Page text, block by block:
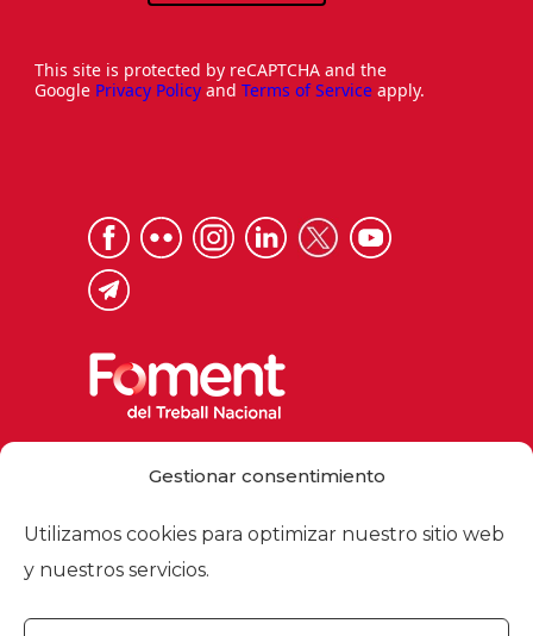
Gestionar consentimiento
Utilizamos cookies para optimizar nuestro sitio web
y nuestros servicios.
This site is protected by reCAPTCHA and the
Google Privacy Policy and Terms of Service apply.
foment@foment.com